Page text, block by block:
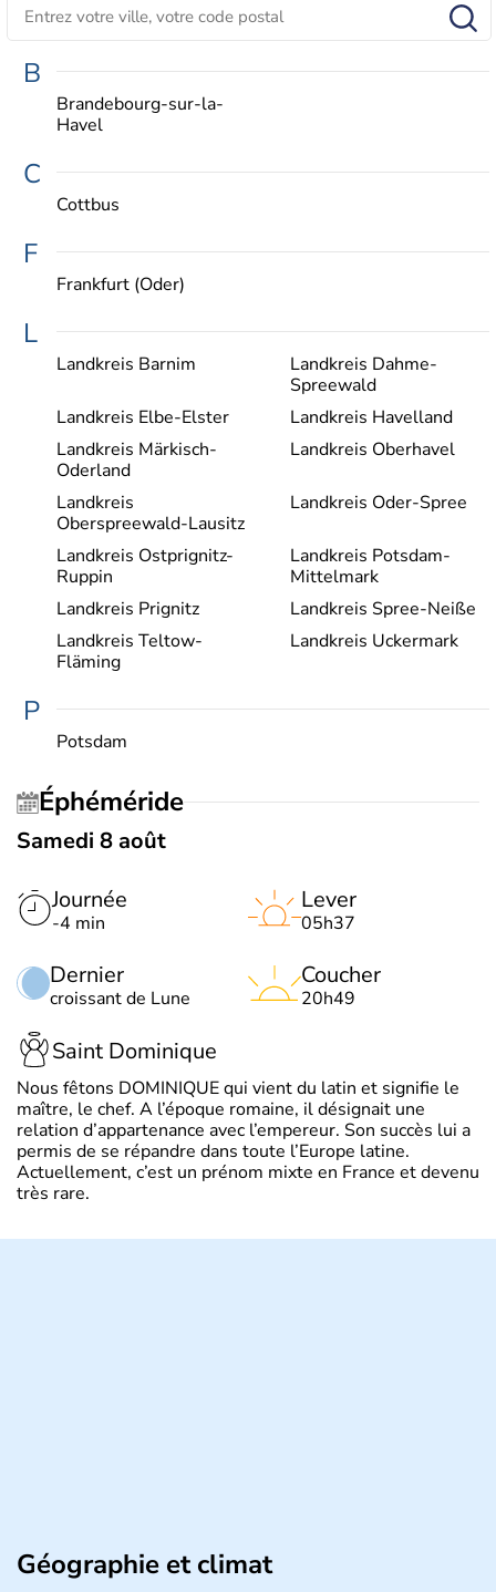
B
Brandebourg-sur-la-
Havel
C
Cottbus
F
Frankfurt (Oder)
L
Landkreis Barnim
Landkreis Dahme-
Spreewald
Landkreis Elbe-Elster
Landkreis Havelland
Landkreis Märkisch-
Oderland
Landkreis Oberhavel
Landkreis
Oberspreewald-Lausitz
Landkreis Oder-Spree
Landkreis Ostprignitz-
Ruppin
Landkreis Potsdam-
Mittelmark
Landkreis Prignitz
Landkreis Spree-Neiße
Landkreis Teltow-
Fläming
Landkreis Uckermark
P
Potsdam
Éphéméride
Samedi 8 août
Journée
-4 min
Dernier
croissant de Lune
Lever
05h37
Coucher
20h49
Saint Dominique
Nous fêtons DOMINIQUE qui vient du latin et signifie le
maître, le chef. A l’époque romaine, il désignait une
relation d’appartenance avec l’empereur. Son succès lui a
permis de se répandre dans toute l’Europe latine.
Actuellement, c’est un prénom mixte en France et devenu
très rare.
Géographie et climat